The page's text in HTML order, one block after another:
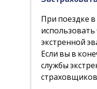
При поездке
экстренной
Если вы в
службы